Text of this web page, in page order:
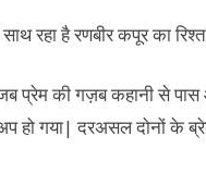
प्रेम की गज़ब कहानी से पास
हो गया| दरअसल दोनों के